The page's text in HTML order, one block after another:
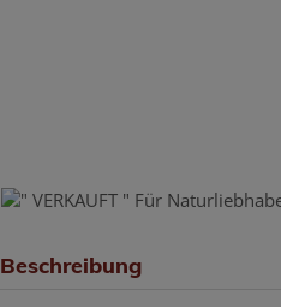
Beschreibung